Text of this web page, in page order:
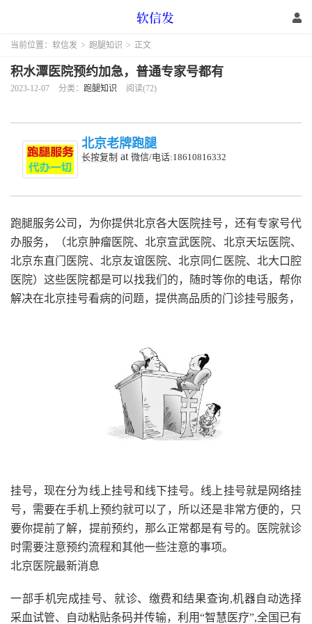
当前位置： 软信发 > 跑腿知识 > 正文
积水潭医院预约加急，普通专家号都有
2023-12-07 分类： 跑腿知识 阅读(72)
北京老牌跑腿
长按复制 at 微信/电话:18610816332
跑腿服务公司，为你提供北京各大医院挂号，还有专家号代
办服务，（北京肿瘤医院、北京宣武医院、北京天坛医院、
北京东直门医院、北京友谊医院、北京同仁医院、北大口腔
医院）这些医院都是可以找我们的，随时等你的电话，帮你
解决在北京挂号看病的问题，提供高品质的门诊挂号服务，
挂号，现在分为线上挂号和线下挂号。线上挂号就是网络挂
号，需要在手机上预约就可以了，所以还是非常方便的，只
要你提前了解，提前预约，那么正常都是有号的。医院就诊
时需要注意预约流程和其他一些注意的事项。
北京医院最新消息
一部手机完成挂号、就诊、缴费和结果查询,机器自动选择
采血试管、自动粘贴条码并传输，利用“智慧医疗”,全国已有